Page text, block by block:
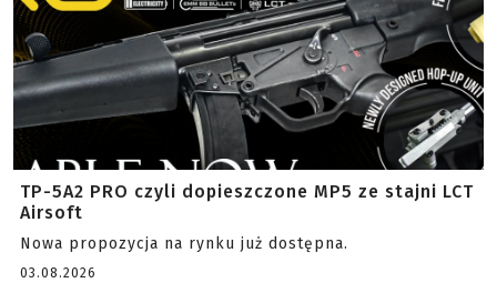
TP-5A2 PRO czyli dopieszczone MP5 ze stajni LCT
Airsoft
Nowa propozycja na rynku już dostępna.
03.08.2026